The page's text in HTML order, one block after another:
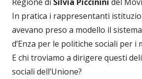
In pratica i rappresentanti
avevano preso a modello il
d’Enza per le politiche sociali per i
E chi troviamo a dirigere questi
sociali dell’Unione?